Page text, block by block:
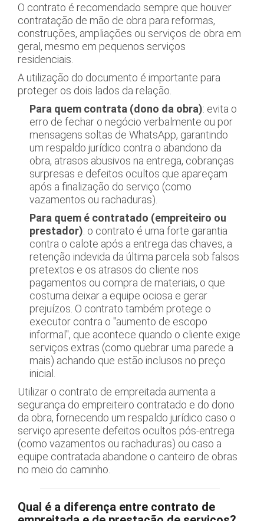
O contrato é recomendado sempre que houver
contratação de mão de obra para reformas,
construções, ampliações ou serviços de obra em
geral, mesmo em pequenos serviços
residenciais.
A utilização do documento é importante para
proteger os dois lados da relação.
Para quem contrata (dono da obra): evita o
erro de fechar o negócio verbalmente ou por
mensagens soltas de WhatsApp, garantindo
um respaldo jurídico contra o abandono da
obra, atrasos abusivos na entrega, cobranças
surpresas e defeitos ocultos que apareçam
após a finalização do serviço (como
vazamentos ou rachaduras).
Para quem é contratado (empreiteiro ou
prestador): o contrato é uma forte garantia
contra o calote após a entrega das chaves, a
retenção indevida da última parcela sob falsos
pretextos e os atrasos do cliente nos
pagamentos ou compra de materiais, o que
costuma deixar a equipe ociosa e gerar
prejuízos. O contrato também protege o
executor contra o "aumento de escopo
informal", que acontece quando o cliente exige
serviços extras (como quebrar uma parede a
mais) achando que estão inclusos no preço
inicial.
Utilizar o contrato de empreitada aumenta a
segurança do empreiteiro contratado e do dono
da obra, fornecendo um respaldo jurídico caso o
serviço apresente defeitos ocultos pós-entrega
(como vazamentos ou rachaduras) ou caso a
equipe contratada abandone o canteiro de obras
no meio do caminho.
Qual é a diferença entre contrato de